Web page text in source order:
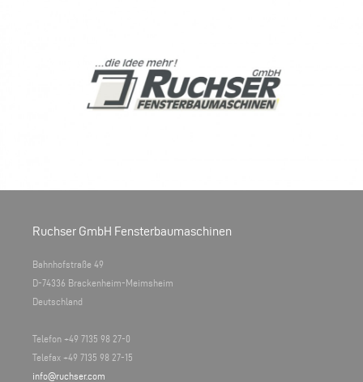
Ruchser GmbH Fensterbaumaschinen
Bahnhofstraße 49
D-74336 Brackenheim-Meimsheim
Deutschland
Telefon +49 7135 98 27-0
Telefax +49 7135 98 27-15
info@ruchser.com